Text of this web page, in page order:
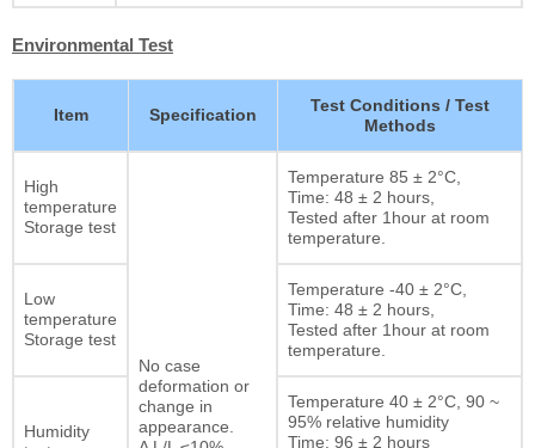
Environmental Test
Item Specification
Test Conditions / Test
Methods
High
temperature
Storage test
No case
deformation or
change in
appearance.
Temperature 85 ± 2°C,
Time: 48 ± 2 hours,
Tested after 1hour at room
temperature.
Low
temperature
Storage test
Temperature -40 ± 2°C,
Time: 48 ± 2 hours,
Tested after 1hour at room
temperature.
Humidity
Temperature 40 ± 2°C, 90 ~
95% relative humidity
Time: 96 ± 2 hours